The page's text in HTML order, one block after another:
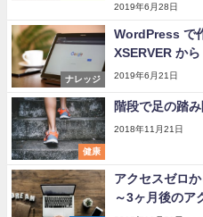
2019年6月28日
ナレッジ
WordPress で
XSERVER か
2019年6月21日
健康
階段で足の踏
2018年11月21日
アクセスゼロ
～3ヶ月後のア